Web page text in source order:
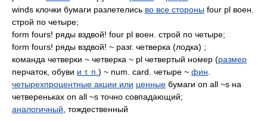
winds клочки бумаги разлетелись во все стороны four pl воен.
строй по четыре;
form fours! ряды вздвой! four pl воен. строй по четыре;
form fours! ряды вздвой! ~ разг. четверка (лодка) ;
команда четверки ~ четверка ~ pl четвертый номер (размер
перчаток, обуви и т. п. ) ~ num. card. четыре ~ фин
четырехпроцентные акции или ценные бумаги on all ~s на
четвереньках on all ~s точно совпадающий;
аналогичный , тождественный